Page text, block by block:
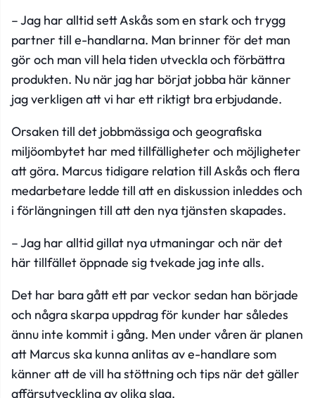
– Jag har alltid sett Askås som en stark och trygg
partner till e-handlarna. Man brinner för det man
gör och man vill hela tiden utveckla och förbättra
produkten. Nu när jag har börjat jobba här känner
jag verkligen att vi har ett riktigt bra erbjudande.
Orsaken till det jobbmässiga och geografiska
miljöombytet har med tillfälligheter och möjligheter
att göra. Marcus tidigare relation till Askås och flera
medarbetare ledde till att en diskussion inleddes och
i förlängningen till att den nya tjänsten skapades.
– Jag har alltid gillat nya utmaningar och när det
här tillfället öppnade sig tvekade jag inte alls.
Det har bara gått ett par veckor sedan han började
och några skarpa uppdrag för kunder har således
ännu inte kommit i gång. Men under våren är planen
att Marcus ska kunna anlitas av e-handlare som
känner att de vill ha stöttning och tips när det gäller
affärsutveckling av olika slag.